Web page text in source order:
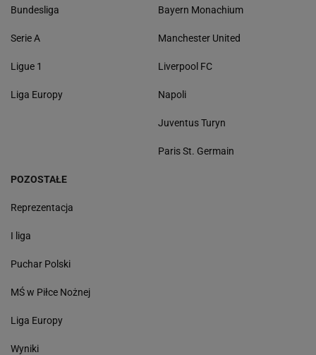
Bundesliga
Serie A
Ligue 1
Liga Europy
Bayern Monachium
Manchester United
Liverpool FC
Napoli
Juventus Turyn
Paris St. Germain
POZOSTAŁE
Reprezentacja
I liga
Puchar Polski
MŚ w Piłce Nożnej
Liga Europy
Wyniki